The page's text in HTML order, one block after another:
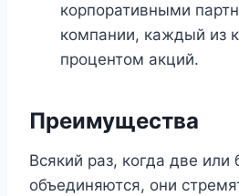
корпоративными
компании, каждый из
процентом акций.
Преимущества
Всякий раз, когда две или
объединяются, они